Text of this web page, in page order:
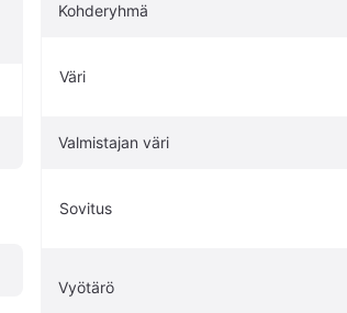
Kohderyhmä
Väri
Valmistajan väri
Sovitus
Vyötärö